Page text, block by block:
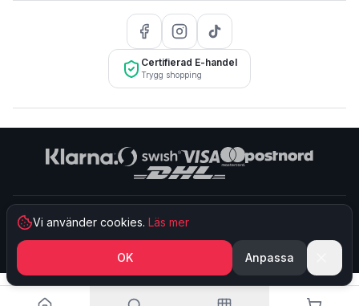
Vi använder cookies. Läs mer
OK Anpassa
Certifierad E-handel
Trygg shopping
©2026 Partylagret. Alla rättigheter reserverade.
SE559468206301